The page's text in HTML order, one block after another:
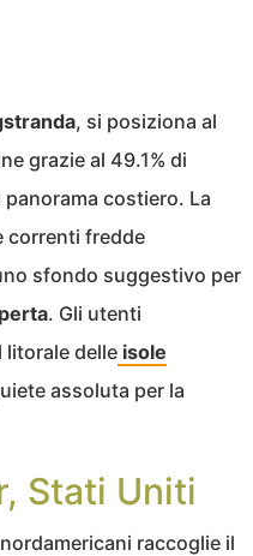
, si posiziona al
grazie al 49.1% di
costiero. La
correnti fredde
sfondo suggestivo per
. Gli utenti
litorale delle isole
assoluta per la
Stati Uniti
nordamericani raccoglie il